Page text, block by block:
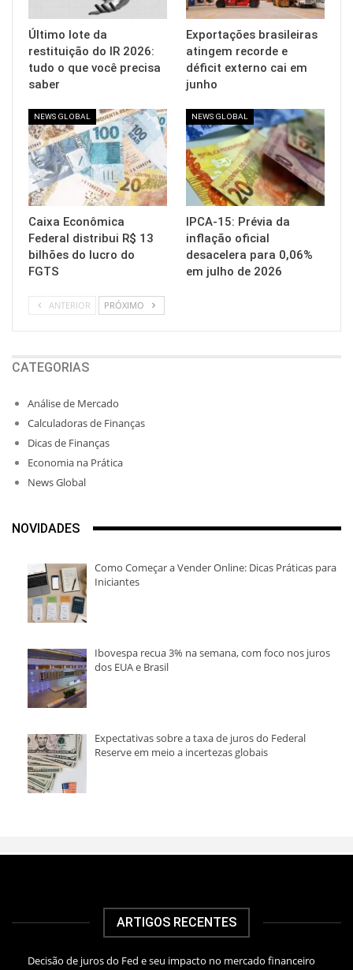
Último lote da
restituição do IR 2026:
tudo o que você precisa
saber
Exportações brasileiras
atingem recorde e
déficit externo cai em
junho
NEWS GLOBAL
Caixa Econômica
Federal distribui R$ 13
bilhões do lucro do
FGTS
NEWS GLOBAL
IPCA-15: Prévia da
inflação oficial
desacelera para 0,06%
em julho de 2026
ANTERIOR PRÓXIMO
CATEGORIAS
Análise de Mercado
Calculadoras de Finanças
Dicas de Finanças
Economia na Prática
News Global
NOVIDADES
Como Começar a Vender Online: Dicas Práticas para
Iniciantes
Ibovespa recua 3% na semana, com foco nos juros
dos EUA e Brasil
Expectativas sobre a taxa de juros do Federal
Reserve em meio a incertezas globais
ARTIGOS RECENTES
Decisão de juros do Fed e seu impacto no mercado financeiro